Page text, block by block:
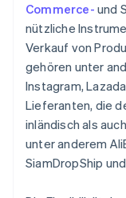
Commerce- und
nützliche
Verkauf von
gehören unter
Instagram,
Lieferanten, die
inländisch als
unter anderem
SiamDropShip